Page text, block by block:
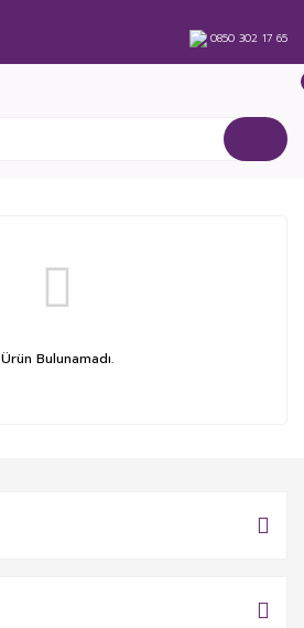
0850 302 17 65
Ürün Bulunamadı.